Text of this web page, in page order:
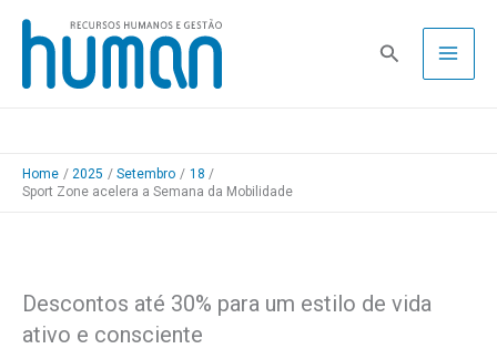
Skip
content
Pesquisa
Home 2025 Setembro
18
Sport Zone acelera a Semana da Mobilidade
Descontos até 30% para um estilo de vida
ativo e consciente